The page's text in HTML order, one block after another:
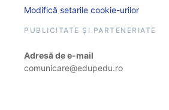
Modifică setarile cookie-urilor
PUBLICITATE ȘI PARTENERIATE
Adresă de e-mail
comunicare@edupedu.ro